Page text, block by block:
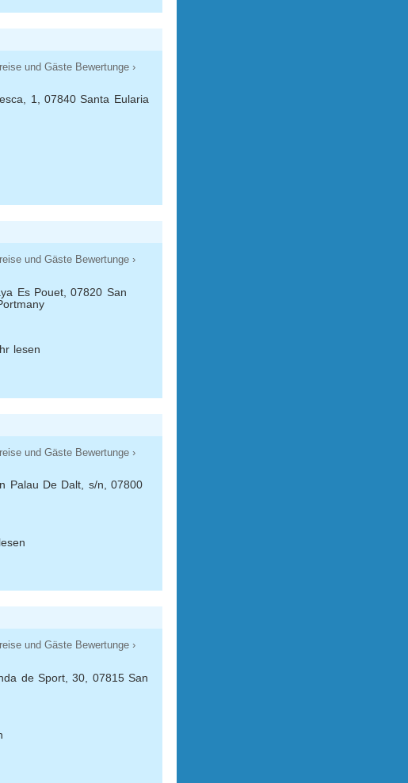
und Gäste Bewertunge ›
1, 07840 Santa Eularia
und Gäste Bewertunge ›
Es Pouet, 07820 San
lesen
und Gäste Bewertunge ›
Palau De Dalt, s/n, 07800
und Gäste Bewertunge ›
de Sport, 30, 07815 San